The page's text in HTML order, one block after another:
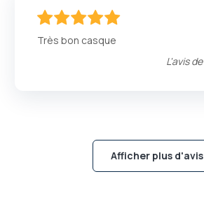
Très bon casque
L'avis de
Afficher plus d'avis